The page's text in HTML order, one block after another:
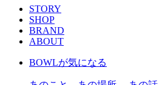
STORY
SHOP
BRAND
ABOUT
BOWLが気になる